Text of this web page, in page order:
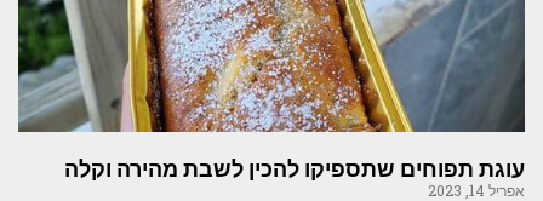
עוגת תפוחים שתספיקו להכין לשבת מהירה וקלה
אפריל 14, 2023